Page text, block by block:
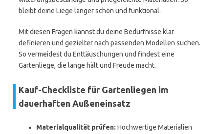
bleibt deine Liege länger schön und funktional.
Mit diesen Fragen kannst du deine Bedürfnisse klar
definieren und gezielter nach passenden Modellen suchen.
So vermeidest du Enttäuschungen und findest eine
Gartenliege, die lange hält und Freude macht.
Kauf-Checkliste für Gartenliegen im
dauerhaften Außeneinsatz
Materialqualität prüfen: Hochwertige Materialien